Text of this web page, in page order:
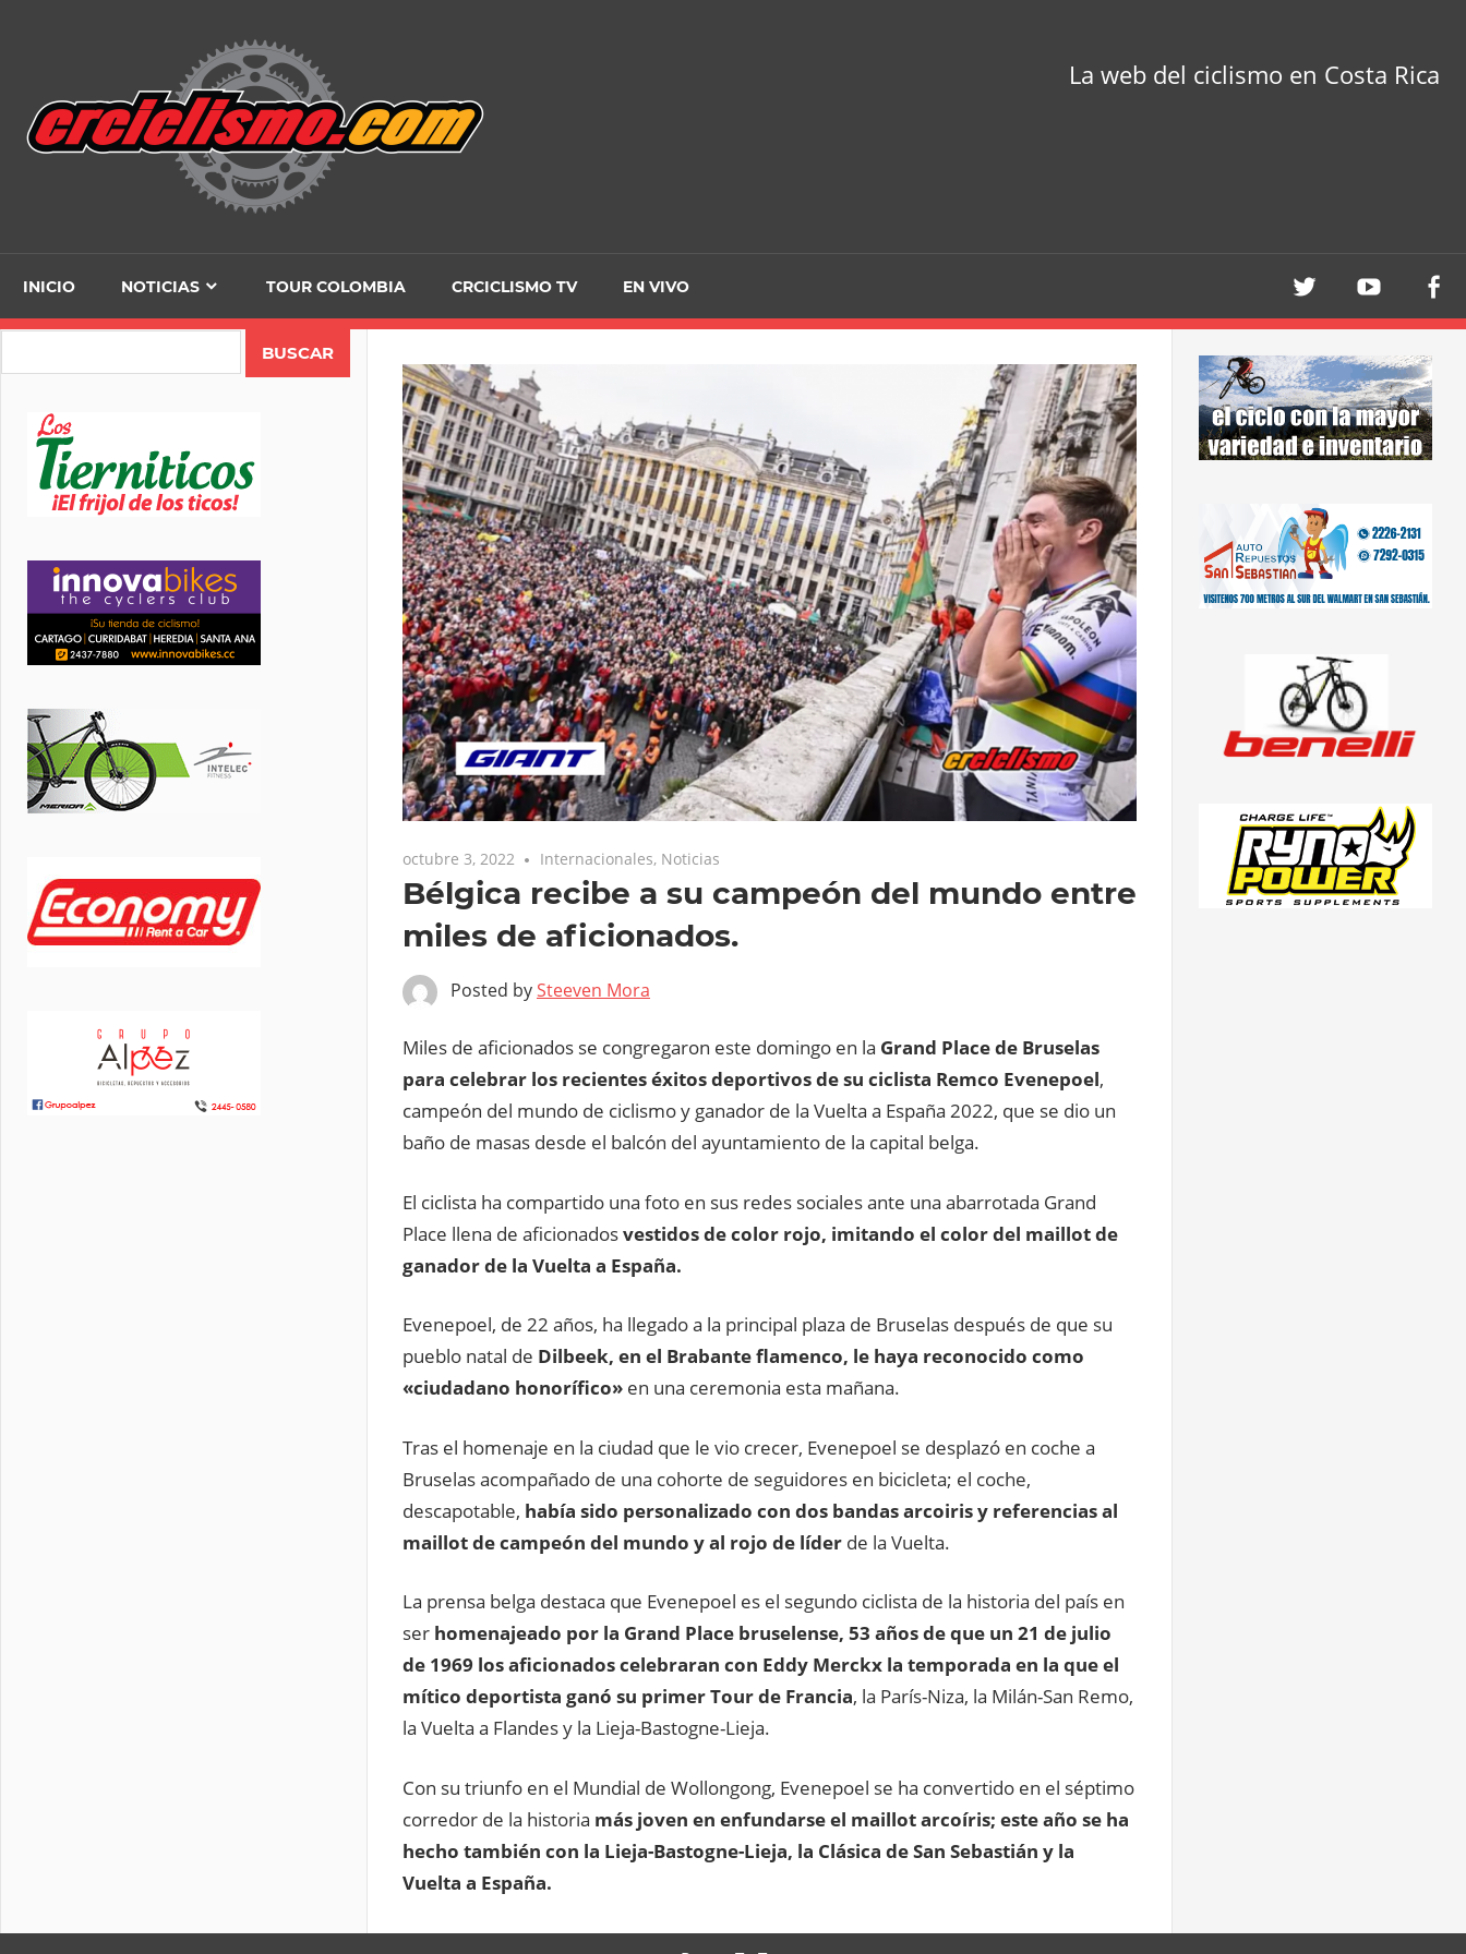
La web del ciclismo en Costa Rica
INICIO NOTICIAS TOUR COLOMBIA CRCICLISMO TV EN VIVO
octubre 3, 2022 Internacionales, Noticias
Bélgica recibe a su campeón del mundo entre
miles de aficionados.
Posted bySteeven Mora
Miles de aficionados se congregaron este domingo en la Grand Place de Bruselas
para celebrar los recientes éxitos deportivos de su ciclista Remco Evenepoel,
campeón del mundo de ciclismo y ganador de la Vuelta a España 2022, que se dio un
baño de masas desde el balcón del ayuntamiento de la capital belga.
El ciclista ha compartido una foto en sus redes sociales ante una abarrotada Grand
Place llena de aficionadosvestidos de color rojo, imitando el color del maillot de
ganador de la Vuelta a España.
Evenepoel, de 22 años, ha llegado a la principal plaza de Bruselas después de que su
pueblo natal de Dilbeek, en el Brabante flamenco, le haya reconocido como
«ciudadano honorífico» en una ceremonia esta mañana.
Tras el homenaje en la ciudad que le vio crecer, Evenepoel se desplazó en coche a
Bruselas acompañado de una cohorte de seguidores en bicicleta; el coche,
descapotable, había sido personalizado con dos bandas arcoiris y referencias al
maillot de campeón del mundo y al rojo de líder de la Vuelta.
La prensa belga destaca que Evenepoel es el segundo ciclista de la historia del país en
ser homenajeado por la Grand Place bruselense, 53 años de que un 21 de julio
de 1969 los aficionados celebraran con Eddy Merckx la temporada en la que el
mítico deportista ganó su primer Tour de Francia, la París-Niza, la Milán-San Remo,
la Vuelta a Flandes y la Lieja-Bastogne-Lieja.
Con su triunfo en el Mundial de Wollongong, Evenepoel se ha convertido en el séptimo
corredor de la historia más joven en enfundarse el maillot arcoíris; este año se ha
hecho también con la Lieja-Bastogne-Lieja, la Clásica de San Sebastián y la
Vuelta a España.